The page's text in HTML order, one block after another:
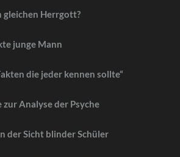
gleichen Herrgott?
junge Mann
die jeder kennen sollte“
zur Analyse der Psyche
der Sicht blinder Schüler